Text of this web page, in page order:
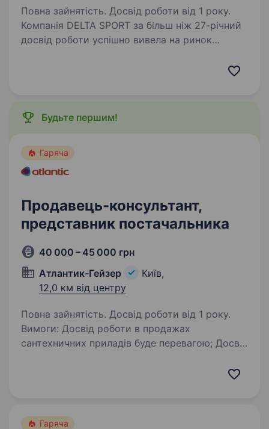
Повна зайнятість. Досвід роботи від 1 року.
Компанія DELTA SPORT за більш ніж 27-річний
досвід роботи успішно вивела на ринок
sport та fashion. Сьогодні в нашому портфелі
Будьте першим!
Гаряча
Продавець-консультант,
представник постачальника
40 000 – 45 000 грн
Атлантик-Гейзер
Київ,
12,0 км від центру
Повна зайнятість. Досвід роботи від 1 року.
Вимоги: Досвід роботи в продажах
сантехничних приладів буде перевагою; Досвід
Гаряча